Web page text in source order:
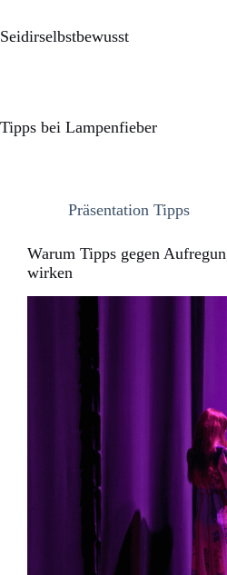
Seidirselbstbewusst
Tipps bei Lampenfieber
Präsentation Tipps
Warum Tipps gegen
wirken